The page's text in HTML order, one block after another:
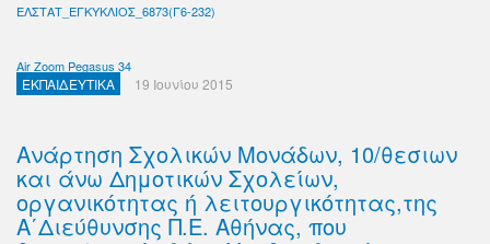
ΕΛΣΤΑΤ_ΕΓΚΥΚΛΙΟΣ_6873(Γ6-232)
Air Zoom Pegasus 34
ΕΚΠΑΙΔΕΥΤΙΚΑ 19 Ιουνίου 2015
Ανάρτηση Σχολικών Μονάδων, 10/θεσιων
και άνω Δημοτικών Σχολείων,
οργανικότητας ή λειτουργικότητας,της
Α΄Διεύθυνσης Π.Ε. Αθήνας, που